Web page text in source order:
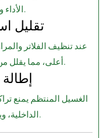
الأداء وزيادة استهلاك الطاقة.
3. تقليل
عند تنظيف الفلاتر
أعلى، مما يقلل من استهلاك الكهرباء بشكل ملحوظ.
4.
الغسيل المنتظم يمنع
الداخلية، ويقلل من الأعطال المفاجئة.